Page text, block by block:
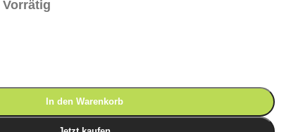
Vorrätig
In den Warenkorb